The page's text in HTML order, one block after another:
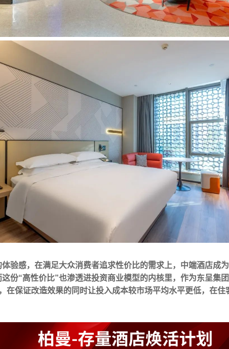
验感，在满足大众消费者追求性价比的需求上，中端酒店成
份“高性价比”也渗透进投资商业模型的内核里，作为东呈集
在保证改造效果的同时让投入成本较市场平均水平更低，在